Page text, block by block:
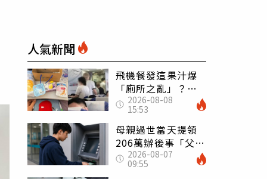
人氣新聞
飛機餐發這果汁爆
「廁所之亂」？乘
客崩潰：差點丟大
臉 醫揭3類人別亂
喝
2026-08-08
15:53
母親過世當天提領
206萬辦後事「父子
遭判刑」 律師：
搶錢先下手是罪
2026-08-07
09:55